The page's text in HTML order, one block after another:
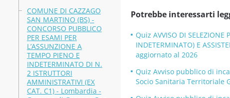
COMUNE DI CAZZAGO
SAN MARTINO (BS) -
CONCORSO PUBBLICO
PER ESAMI PER
L’ASSUNZIONE A
TEMPO PIENO E
INDETERMINATO DI N.
2 ISTRUTTORI
AMMINISTRATIVI (EX
CAT. C1) - Lombardia -
Potrebbe interessarti
Quiz AVVISO DI SELEZIONE
INDETERMINATO) E
aggiornato al 2026
Quiz Avviso pubblico di
Socio Sanitaria Territoriale